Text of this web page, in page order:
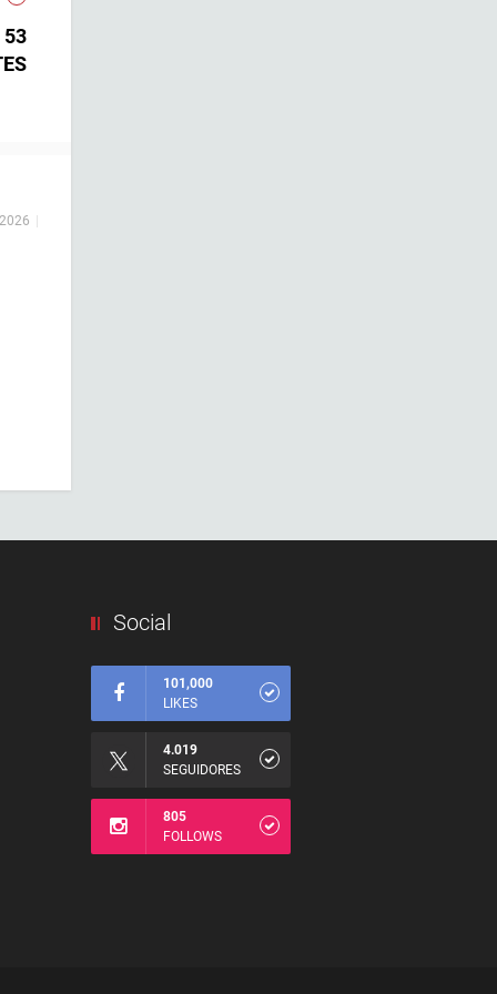
53
Social
101,000
LIKES
4.019
SEGUIDORES
805
FOLLOWS